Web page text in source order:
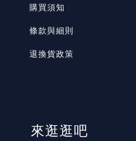
購買須知
條款與細則
退換貨政策
來逛逛吧